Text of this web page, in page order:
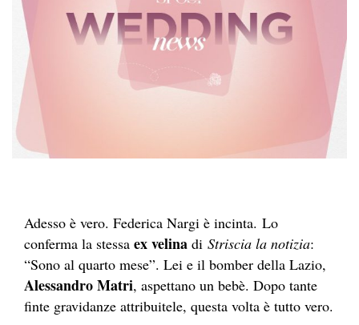
Adesso è vero. Federica Nargi è incinta. Lo
conferma la stessa ex velina di Striscia la notizia:
“Sono al quarto mese”. Lei e il bomber della Lazio,
Alessandro Matri, aspettano un bebè. Dopo tante
finte gravidanze attribuitele, questa volta è tutto vero.